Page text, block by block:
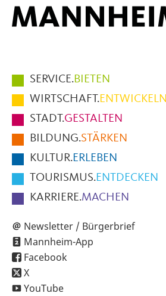
Hauptmenüpunkte
im
Fußbereich
der
Seite
SERVICE.BIETEN
WIRTSCHAFT.ENTWICKELN
STADT.GESTALTEN
BILDUNG.STÄRKEN
KULTUR.ERLEBEN
TOURISMUS.ENTDECKEN
KARRIERE.MACHEN
Newsletter / Bürgerbrief
Mannheim-App
Facebook
X
YouTube